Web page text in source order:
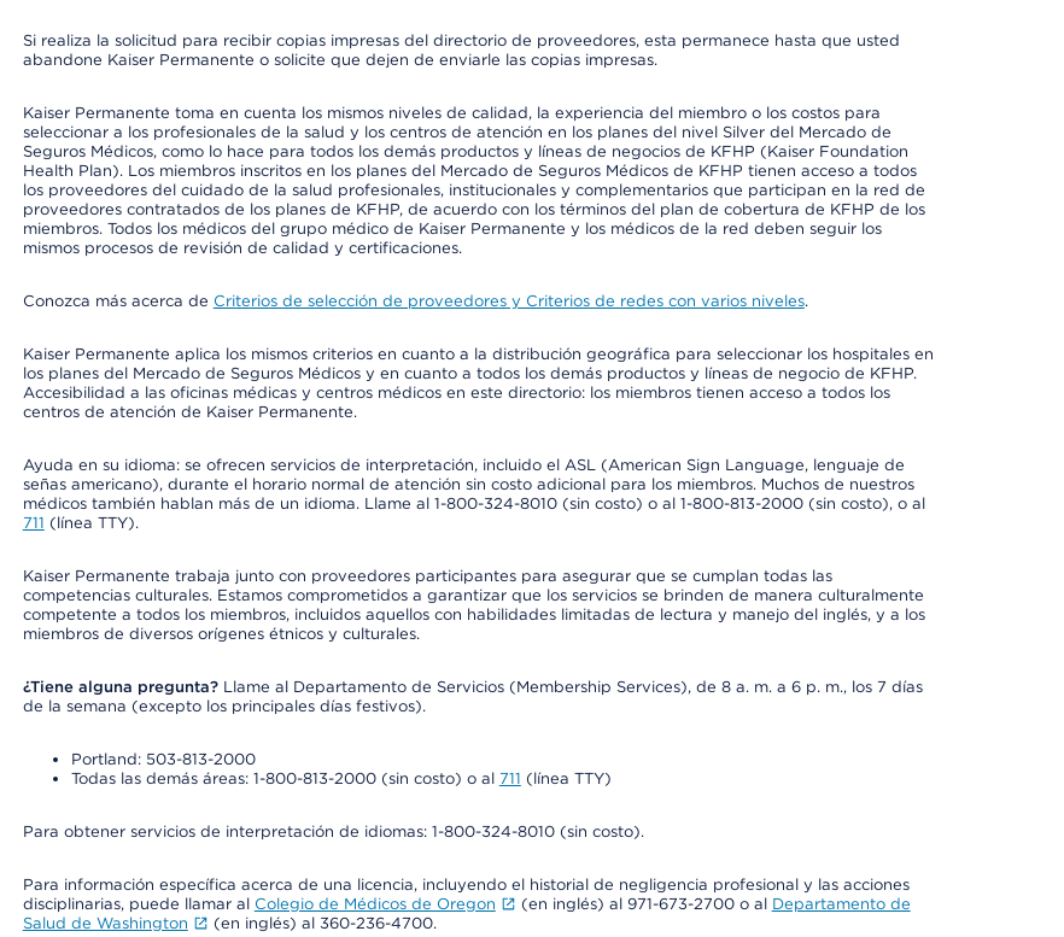
Si realiza la solicitud para recibir copias impresas del directorio de proveedores, esta permanece hasta que usted
abandone Kaiser Permanente o solicite que dejen de enviarle las copias impresas.
Kaiser Permanente toma en cuenta los mismos niveles de calidad, la experiencia del miembro o los costos para
seleccionar a los profesionales de la salud y los centros de atención en los planes del nivel Silver del Mercado de
Seguros Médicos, como lo hace para todos los demás productos y líneas de negocios de KFHP (Kaiser Foundation
Health Plan). Los miembros inscritos en los planes del Mercado de Seguros Médicos de KFHP tienen acceso a todos
los proveedores del cuidado de la salud profesionales, institucionales y complementarios que participan en la red de
proveedores contratados de los planes de KFHP, de acuerdo con los términos del plan de cobertura de KFHP de los
miembros. Todos los médicos del grupo médico de Kaiser Permanente y los médicos de la red deben seguir los
mismos procesos de revisión de calidad y certificaciones.
Conozca más acerca de Criterios de selección de proveedores y Criterios de redes con varios niveles.
Kaiser Permanente aplica los mismos criterios en cuanto a la distribución geográfica para seleccionar los hospitales en
los planes del Mercado de Seguros Médicos y en cuanto a todos los demás productos y líneas de negocio de KFHP.
Accesibilidad a las oficinas médicas y centros médicos en este directorio: los miembros tienen acceso a todos los
centros de atención de Kaiser Permanente.
Ayuda en su idioma: se ofrecen servicios de interpretación, incluido el ASL (American Sign Language, lenguaje de
señas americano), durante el horario normal de atención sin costo adicional para los miembros. Muchos de nuestros
médicos también hablan más de un idioma. Llame al 1-800-324-8010 (sin costo) o al 1-800-813-2000 (sin costo), o al
711 (línea TTY).
Kaiser Permanente trabaja junto con proveedores participantes para asegurar que se cumplan todas las
competencias culturales. Estamos comprometidos a garantizar que los servicios se brinden de manera culturalmente
competente a todos los miembros, incluidos aquellos con habilidades limitadas de lectura y manejo del inglés, y a los
miembros de diversos orígenes étnicos y culturales.
¿Tiene alguna pregunta?Llame al Departamento de Servicios (Membership Services), de 8 a. m. a 6 p. m., los 7 días
de la semana (excepto los principales días festivos).
Portland: 503-813-2000
Todas las demás áreas: 1-800-813-2000 (sin costo) o al 711 (línea TTY)
Para obtener servicios de interpretación de idiomas: 1-800-324-8010 (sin costo).
Para información específica acerca de una licencia, incluyendo el historial de negligencia profesional y las acciones
disciplinarias, puede llamar al Colegio de Médicos de Oregon (en inglés) al 971-673-2700 o al Departamento de
Salud de Washington
(en inglés) al 360-236-4700.